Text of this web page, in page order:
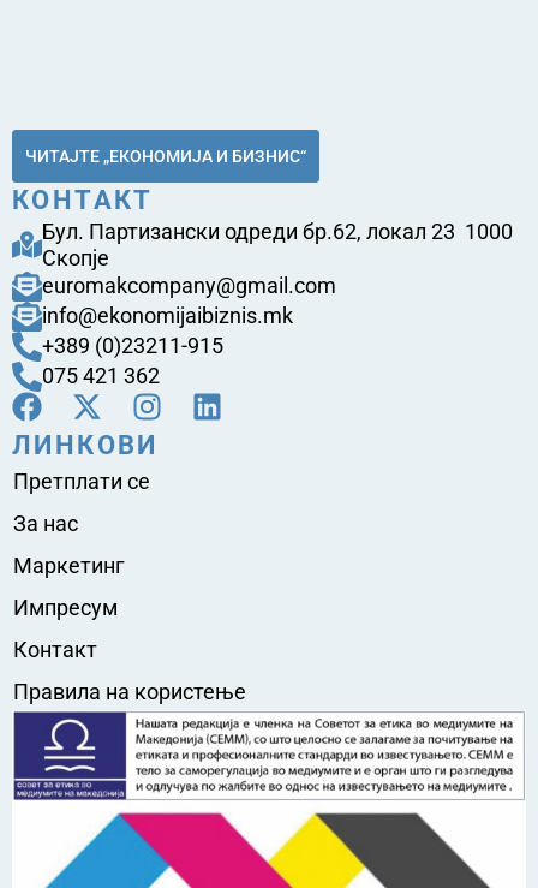
ЧИТАЈТЕ „ЕКОНОМИЈА И БИЗНИС“
КОНТАКТ
Бул. Партизански одреди бр.62, локал 23 1000
Скопје
euromakcompany@gmail.com
info@ekonomijaibiznis.mk
+389 (0)23211-915
075 421 362
ЛИНКОВИ
Претплати се
За нас
Маркетинг
Импресум
Контакт
Правила на користење